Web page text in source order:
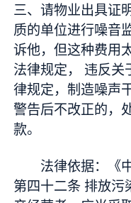
三、请物业出具证
质的单位进行噪音
诉他，但这种费用
法律规定， 违反关
律规定，制造噪声
警告后不改正的，
款。
法律依据：《
第四十二条 排放污